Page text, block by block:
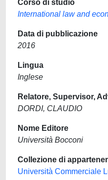
Corso di studio
International law and
Data di pubblicazione
2016
Lingua
Inglese
Relatore, Supervisor,
DORDI, CLAUDIO
Nome Editore
Università Bocconi
Collezione di
Università Commerciale